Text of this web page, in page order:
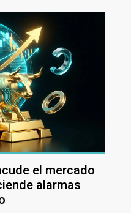
el mercado
alarmas